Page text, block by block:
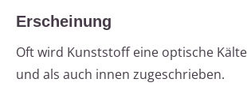
Erscheinung
Oft wird Kunststoff eine optische
und als auch innen zugeschrieben.